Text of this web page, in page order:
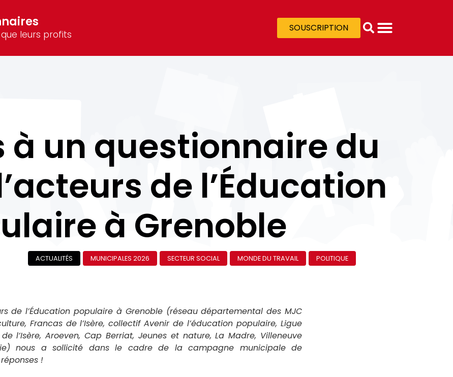
leurs profits
SOUSCRIPTION
à un questionnaire du
de l’Éducation
à Grenoble
ACTUALITÉS MUNICIPALES 2026 SECTEUR SOCIAL MONDE DU TRAVAIL POLITIQUE
de l’Éducation populaire à Grenoble (réseau départemental des MJC
Francas de l’Isère, collectif Avenir de l’éducation populaire, Ligue
l’Isère, Aroeven, Cap Berriat, Jeunes et nature, La Madre, Villeneuve
nous a sollicité dans le cadre de la campagne municipale de
!